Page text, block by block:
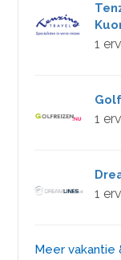
1
1
1
Meer vakantie